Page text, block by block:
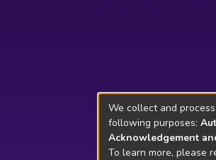
We collect and
following purposes:
Acknowledgement
To learn more, please